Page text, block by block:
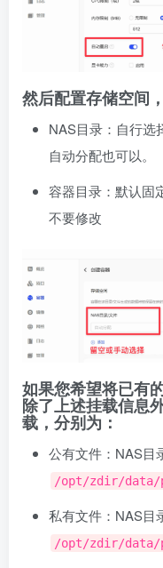
然后配置存储空间
NAS目录：自行选
自动分配也可以。
容器目录：默认固
不要修改
如果您希望将已有
除了上述挂载信息
载，分别为：
公有文件：NAS目
/opt/zdir/data/
私有文件：NAS目
/opt/zdir/data/